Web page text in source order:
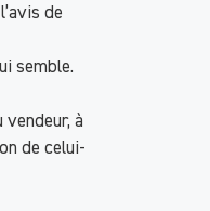
de
semble.
à
de celui-